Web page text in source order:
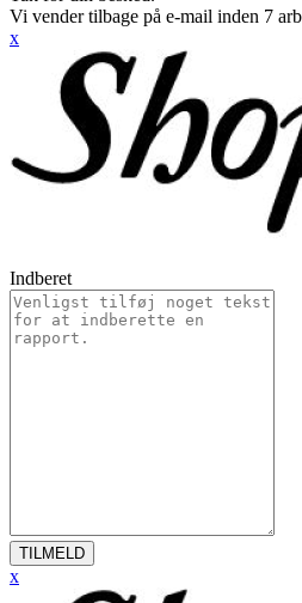
Vi vender tilbage på e-mail inden 7
x
Indberet
TILMELD
x